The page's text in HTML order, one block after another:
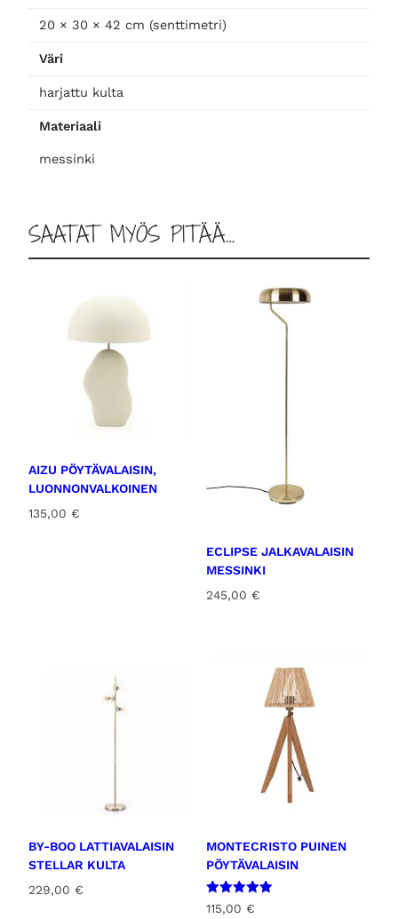
m
ä
r
20 × 30 × 42 cm (senttimetri)
Väri
harjattu kulta
Materiaali
messinki
SAATAT MYÖS PITÄÄ…
AIZU PÖYTÄVALAISIN,
LUONNONVALKOINEN
135,00 €
ECLIPSE JALKAVALAISIN
MESSINKI
245,00 €
BY-BOO LATTIAVALAISIN
STELLAR KULTA
229,00 €
MONTECRISTO PUINEN
PÖYTÄVALAISIN
Arvostelu
115,00 €